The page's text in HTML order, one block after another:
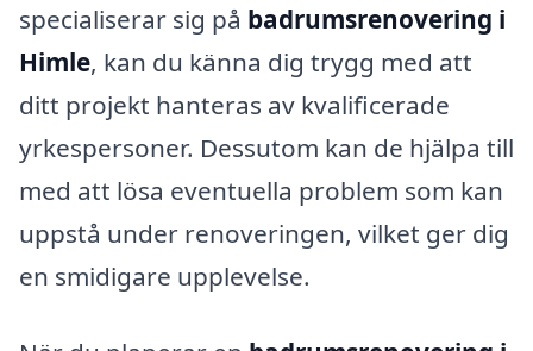
specialiserar sig på badrumsrenovering i
Himle, kan du känna dig trygg med att
ditt projekt hanteras av kvalificerade
yrkespersoner. Dessutom kan de hjälpa till
med att lösa eventuella problem som kan
uppstå under renoveringen, vilket ger dig
en smidigare upplevelse.